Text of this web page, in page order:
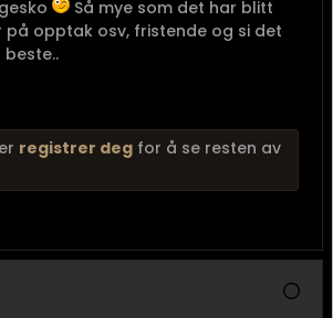
Så mye som det har blitt
på opptak osv, fristende og si det
registrer deg for å se resten av